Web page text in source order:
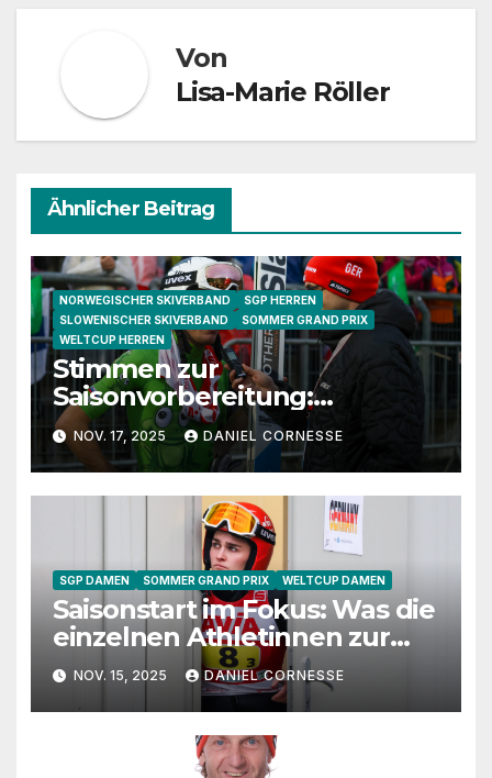
Von
Lisa-Marie Röller
Ähnlicher Beitrag
NORWEGISCHER SKIVERBAND
SGP HERREN
SLOWENISCHER SKIVERBAND
SOMMER GRAND PRIX
WELTCUP HERREN
Stimmen zur
Saisonvorbereitung:
Granerud, Sundal und
Lanisek im Gespräch
NOV. 17, 2025 DANIEL CORNESSE
SGP DAMEN SOMMER GRAND PRIX WELTCUP DAMEN
Saisonstart im Fokus: Was die
einzelnen Athletinnen zur
Vorbereitung sagen
NOV. 15, 2025 DANIEL CORNESSE